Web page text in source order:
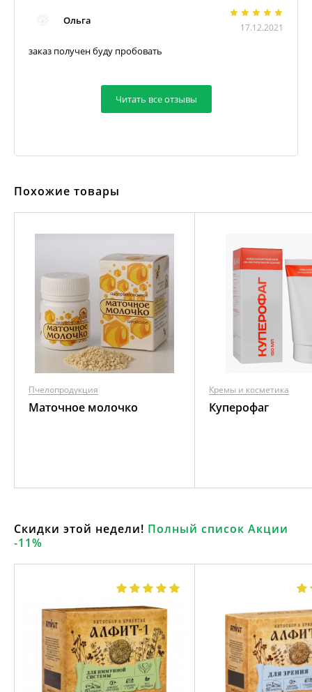
Ольга
17.12.2021
заказ получен буду пробовать
Читать все отзывы
Похожие товары
Пчелопродукция
Маточное молочко
Кремы и косметика
Куперофаг
Скидки этой недели! Полный список Акции
-11%